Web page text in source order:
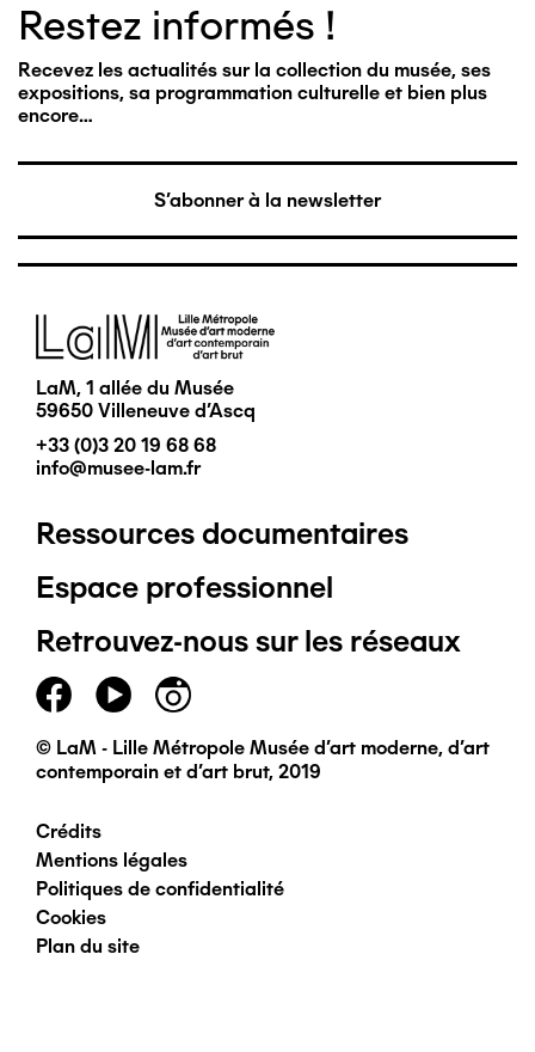
Restez informés !
Recevez les actualités sur la collection du musée, ses
expositions, sa programmation culturelle et bien plus
encore…
S'abonner à la newsletter
Image
LaM, 1 allée du Musée
59650 Villeneuve d'Ascq
+33 (0)3 20 19 68 68
info@musee-lam.fr
Pied
de
page
principal
Ressources documentaires
Espace professionnel
Retrouvez-nous sur les réseaux
© LaM - Lille Métropole Musée d'art moderne, d'art
contemporain et d'art brut, 2019
Pied
de
page
Crédits
Mentions légales
Politiques de confidentialité
Cookies
Plan du site